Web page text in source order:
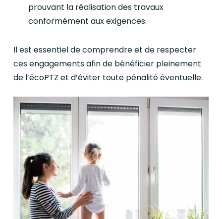
prouvant la réalisation des travaux
conformément aux exigences.
Il est essentiel de comprendre et de respecter
ces engagements afin de bénéficier pleinement
de l’écoPTZ et d’éviter toute pénalité éventuelle.